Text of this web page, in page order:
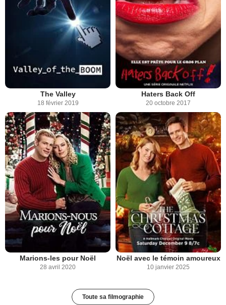
The Valley
18 février 2019
Haters Back Off
20 octobre 2017
Marions-les pour Noël
28 avril 2020
Noël avec le témoin amoureux
10 janvier 2025
Toute sa filmographie